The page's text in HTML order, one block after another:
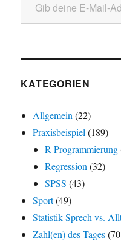
KATEGORIEN
Allgemein (22)
Praxisbeispiel (189)
R-Programmierung
Regression (32)
SPSS (43)
Sport(49)
Statistik-Sprech vs.
Zahl(en) des Tages